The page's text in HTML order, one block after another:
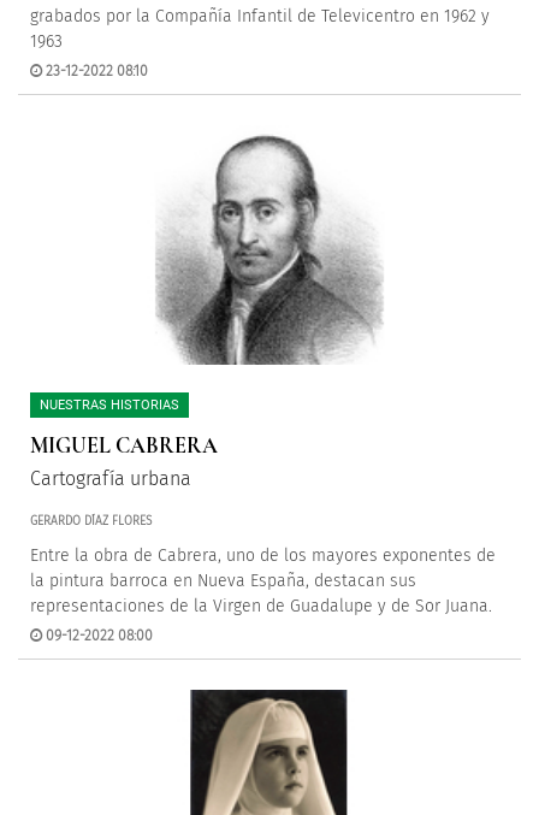
grabados por la Compañía Infantil de Televicentro en 1962 y
1963
23-12-2022 08:10
NUESTRAS HISTORIAS
MIGUEL CABRERA
Cartografía urbana
GERARDO DÍAZ FLORES
Entre la obra de Cabrera, uno de los mayores exponentes de
la pintura barroca en Nueva España, destacan sus
representaciones de la Virgen de Guadalupe y de Sor Juana.
09-12-2022 08:00